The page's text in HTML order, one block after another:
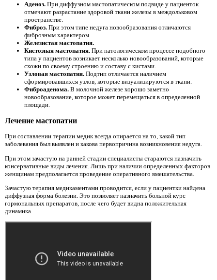
Аденоз. При диффузном мастопатическом подвиде у пациенток
отмечают разрастание здоровой ткани железы в междольковом
пространстве.
Фиброз. При этом типе недуга новообразования отличаются
фиброзным характером.
Железистая мастопатия.
Кистозная мастопатия. При патологическом процессе подобного
типа у пациентов возникает несколько новообразований, которые
схожи по своему строению и составу с кистами.
Узловая мастопатия. Подтип отличается наличием
сформировавшихся узлов, которые визуализируются в ткани.
Фиброаденома. В молочной железе хорошо заметно
новообразование, которое может перемещаться в определенной
площади.
Лечение мастопатии
При составлении терапии медик всегда опирается на то, какой тип
заболевания был выявлен и какова первопричина возникновения недуга.
При этом зачастую на ранней стадии специалисты стараются назначить
консервативные виды лечения. Лишь при наличии определенных факторов
женщинам предполагается проведение оперативного вмешательства.
Зачастую терапия медикаментами проводится, если у пациентки найдена
диффузная форма болезни. Это позволяет назначить больной курс
гормональных препаратов, после чего будет видна положительная
динамика.